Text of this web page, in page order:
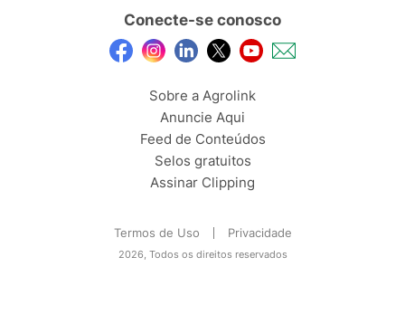
Conecte-se conosco
Sobre a Agrolink
Anuncie Aqui
Feed de Conteúdos
Selos gratuitos
Assinar Clipping
Termos de Uso Privacidade
2026, Todos os direitos reservados